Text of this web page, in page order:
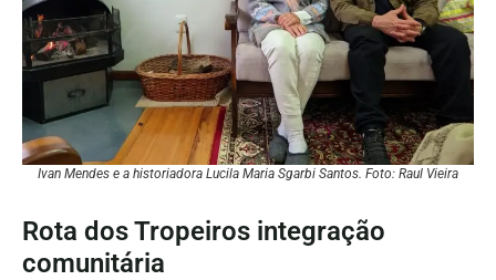
Ivan Mendes e a historiadora Lucila Maria Sgarbi Santos. Foto: Raul Vieira
Rota dos Tropeiros integração
comunitária